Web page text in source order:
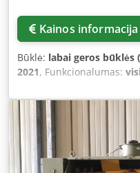
Kainos informacija
Būklė: labai geros būklės
2021, Funkcionalumas:
CEEVER Washing Tunnel
Inspection System
Application: Automated
upstream press (press
quality control
solution for extracting